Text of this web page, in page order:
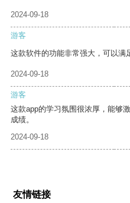
2024-09-18
游客
这款软件的功能非常强大，可以满
2024-09-18
游客
这款app的学习氛围很浓厚，能够
成绩。
2024-09-18
友情链接